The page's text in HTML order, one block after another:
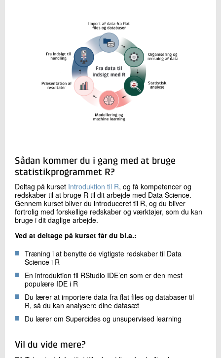
Sådan kommer du i gang med at bruge
statistikprogrammet R?
Deltag på kurset Introduktion til R, og få kompetencer og
redskaber til at bruge R til dit arbejde med Data Science.
Gennem kurset bliver du introduceret til R, og du bliver
fortrolig med forskellige redskaber og værktøjer, som du kan
bruge i dit daglige arbejde.
Ved at deltage på kurset får du bl.a.:
Træning i at benytte de vigtigste redskaber til Data
Science i R
En introduktion til RStudio IDE’en som er den mest
populære IDE i R
Du lærer at importere data fra flat files og databaser til
R, så du kan analysere dine datasæt
Du lærer om Supercides og unsupervised learning
Vil du vide mere?